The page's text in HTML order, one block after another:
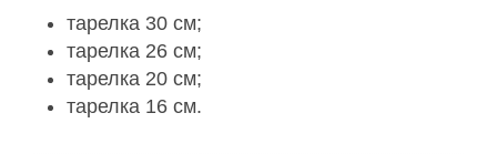
тарелка 30 см;
тарелка 26 см;
тарелка 20 см;
тарелка 16 см.